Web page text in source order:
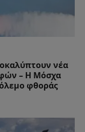
νέα
– Η Μόσχα
φθοράς